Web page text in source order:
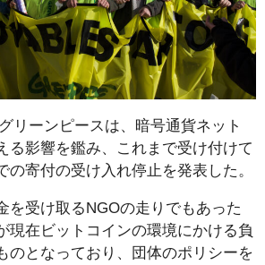
リーンピースは、暗号通貨ネット
る影響を鑑み、これまで受け付けて
の寄付の受け入れ停止を発表した。
を受け取るNGOの走りでもあった
現在ビットコインの環境にかける負
のとなっており、団体のポリシーを